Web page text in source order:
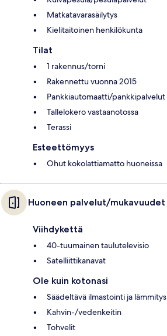
Matkatavarasäilytys
Kielitaitoinen henkilökunta
Tilat
1 rakennus/torni
Rakennettu vuonna 2015
Pankkiautomaatti/pankkipalvelut
Tallelokero vastaanotossa
Terassi
Esteettömyys
Ohut kokolattiamatto huoneissa
Huoneen palvelut/mukavuudet
Viihdykettä
40-tuumainen taulutelevisio
Satelliittikanavat
Ole kuin kotonasi
Säädeltävä ilmastointi ja lämmitys
Kahvin-/vedenkeitin
Tohvelit